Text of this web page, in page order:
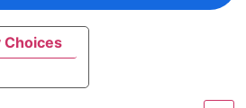
Choices